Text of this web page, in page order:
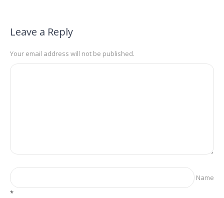
Leave a Reply
Your email address will not be published.
Name
*